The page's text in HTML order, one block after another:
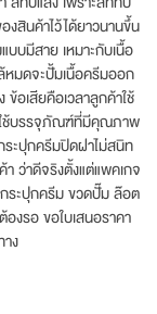
สินค้าไว้ได้ยาวนานขึ้น
บมีสาย เหมาะกับเนื้อ
หมดจะปั้มเนื้อครีมออก
อเสียคือเวลาลูกค้าใช้
ใช้บรรจุภัณฑ์ที่มีคุณภาพ
ะปุกครีมปิดฝาไม่สนิท
า ว่าดีจริงตั้งแต่แพคเกจ
ระปุกครีม ขวดปั๊ม ล๊อต
งรอ ขอใบเสนอราคา
ง